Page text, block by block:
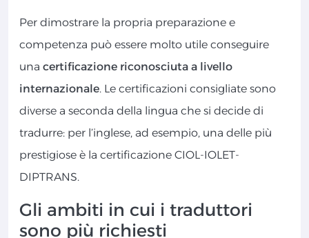
Per dimostrare la propria preparazione e
competenza può essere molto utile conseguire
una certificazione riconosciuta a livello
internazionale. Le certificazioni consigliate sono
diverse a seconda della lingua che si decide di
tradurre: per l’inglese, ad esempio, una delle più
prestigiose è la certificazione CIOL-IOLET-
DIPTRANS.
Gli ambiti in cui i traduttori
sono più richiesti